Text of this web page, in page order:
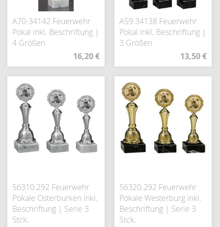
A70-34142 Feuerwehr
Pokal inkl. Beschriftung |
4 Größen
16,20 €
A59.34138 Feuerwehr
Pokal inkl. Beschriftung |
3 Größen
13,50 €
56310.292 Feuerwehr
Pokale Osterburken inkl.
Beschriftung | Serie 3
Stck.
56320.292 Feuerwehr
Pokale Westerburg inkl.
Beschriftung | Serie 3
Stck.